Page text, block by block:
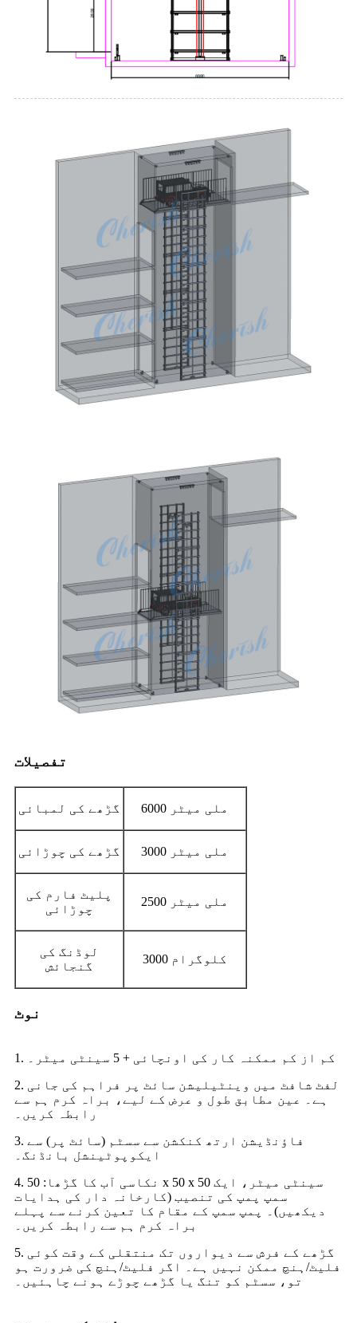
تفصیلات
گڑھے کی لمبائی 6000 ملی میٹر
گڑھے کی چوڑائی 3000 ملی میٹر
پلیٹ فارم کی
چوڑائی
2500 ملی میٹر
لوڈنگ کی
گنجائش
3000 کلوگرام
نوٹ
1. کم از کم ممکنہ کار کی اونچائی + 5 سینٹی میٹر۔
2. لفٹ شافٹ میں وینٹیلیشن سائٹ پر فراہم کی جانی
ہے۔ عین مطابق طول و عرض کے لیے، براہ کرم ہم سے
رابطہ کریں۔
3. فاؤنڈیشن ارتھ کنکشن سے سسٹم (سائٹ پر) سے
ایکوپوٹینشل بانڈنگ۔
4. نکاسی آب کا گڑھا: 50 x 50 x 50 سینٹی میٹر، ایک
سمپ پمپ کی تنصیب (کارخانہ دار کی ہدایات
دیکھیں)۔ پمپ سمپ کے مقام کا تعین کرنے سے پہلے
براہ کرم ہم سے رابطہ کریں۔
5. گڑھے کے فرش سے دیواروں تک منتقلی کے وقت کوئی
فلیٹ/ہنچ ممکن نہیں ہے۔ اگر فلیٹ/ہنچ کی ضرورت ہو
تو، سسٹم کو تنگ یا گڑھے چوڑے ہونے چاہئیں۔